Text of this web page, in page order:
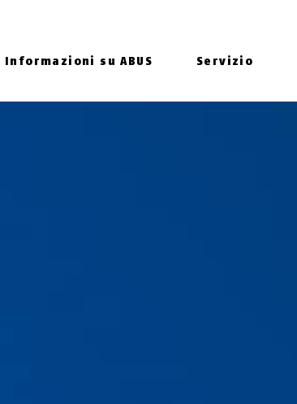
Informazioni su ABUS Servizio